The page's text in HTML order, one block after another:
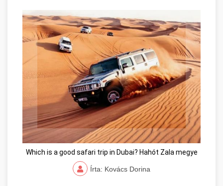
Which is a good safari trip in Dubai? Hahót Zala megye
Írta: Kovács Dorina